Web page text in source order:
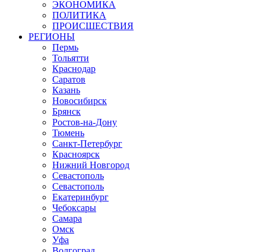
ЭКОНОМИКА
ПОЛИТИКА
ПРОИСШЕСТВИЯ
РЕГИОНЫ
Пермь
Тольятти
Краснодар
Саратов
Казань
Новосибирск
Брянск
Ростов-на-Дону
Тюмень
Санкт-Петербург
Красноярск
Нижний Новгород
Севастополь
Севастополь
Екатеринбург
Чебоксары
Самара
Омск
Уфа